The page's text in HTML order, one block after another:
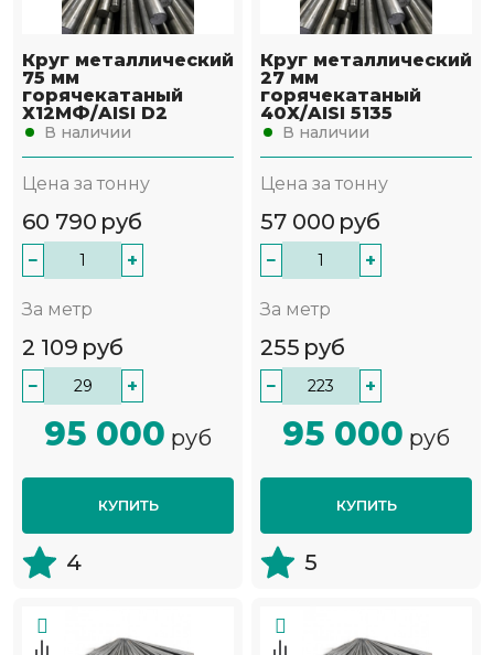
Круг металлический
75 мм
горячекатаный
Х12МФ/AISI D2
В наличии
Цена за тонну
60 790 руб
− +
За метр
2 109 руб
− +
95 000 руб
КУПИТЬ
4
Круг металлический
27 мм
горячекатаный
40Х/AISI 5135
В наличии
Цена за тонну
57 000 руб
− +
За метр
255 руб
− +
95 000 руб
КУПИТЬ
5